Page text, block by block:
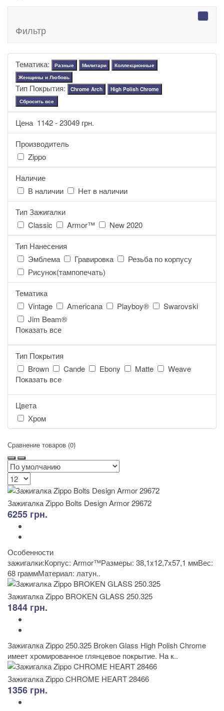
Фильтр
Тематика: Разные Милитари
Коллекционные
Женщины и Любовь
Тип Покрытия: Chrome Arch
High Polish Chrome
Сбросить все
Цена 1142-23049 грн.
Производитель
Zippo
Наличие
В наличии
Нет в наличии
Тип Зажигалки
Classic
Armor™
New 2020
Тип Нанесения
Эмблема
Гравировка
Резьба по корпусу
Рисунок(тампопечать)
Тематика
Vintage
Americana Playboy®
Swarovski
Jim Beam®
Показать все
Тип Покрытия
Brown
Cande Ebony Matte
Weave
Показать все
Цвета
Хром
Сравнение товаров (0)
Зажигалка Zippo Bolts Design Armor 29672
6255 грн.
Особенности
зажигалки:Корпус: Armor™Размеры: 38,1x12,7x57,1 ммВес:
68 граммМатериал: латун..
Зажигалка Zippo BROKEN GLASS 250.325
1844 грн.
Зажигалка Zippo 250.325 Broken Glass High Polish Chrome
имеет хромированное глянцевое покрытие. На к..
Зажигалка Zippo CHROME HEART 28466
1356 грн.